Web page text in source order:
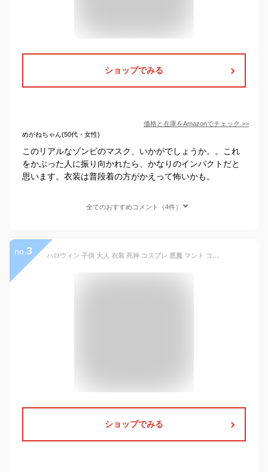
ショップでみる
価格と在庫をAmazonでチェック >>
めがねちゃん(50代・女性)
このリアルなゾンビのマスク、いかがでしょうか。。これ
をかぶった人に振り向かれたら、かなりのインパクトだと
思います。衣装は普段着の方がかえって怖いかも。
全てのおすすめコメント（4件）
no. 3 ハロウィン 子供 大人 衣装 死神 コスプレ 悪魔 マント コスチューム 手袋 死神コス マスク 4点セット 鎌 ハロウィン 仮装 小道具 お化け屋敷 かま 骸骨 お面 ホラー 変装 ハロウィンパーティーグッズ 学園祭 文化祭
ショップでみる